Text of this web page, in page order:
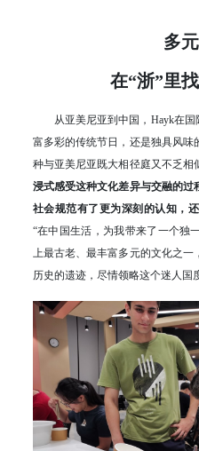
多
在“浙”里
从亚美尼亚到中国，Hayk在
富多彩的传统节日，还是独具风
种与亚美尼亚既大相径庭又不乏
浸式感受这种文化差异与交融的过
社会规范有了更为深刻的认知，
“在中国生活，为我带来了一个独
上最古老、最丰富多元的文化之
历史的遗迹，尽情领略这个迷人国